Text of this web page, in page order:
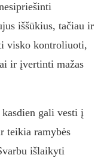
iššūkius, tačiau ir
visko kontroliuoti,
ir įvertinti mažas
kasdien gali vesti į
teikia ramybės
išlaikyti